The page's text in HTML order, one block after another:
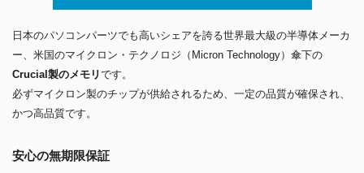
日本のパソコンパーツでも高いシェアを誇る世界最大級の半導体メーカ
ー、米国のマイクロン・テクノロジ（Micron Technology）傘下の
Crucial製のメモリです。
必ずマイクロン製のチップが供給されるため、一定の品質が確保され、
かつ高品質です。
安心の無期限保証